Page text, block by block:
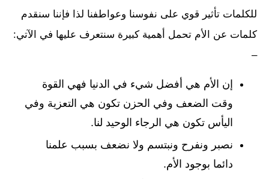
للكلمات تأثير قوي على نفوسنا وعواطفنا لذا فإننا سنقدم
كلمات عن الأم تحمل أهمية كبيرة سنتعرف عليها في الآتي:
–
إن الأم هي أفضل شيء في الدنيا فهي القوة
وقت الضعف وفي الحزن تكون هي التعزية وفي
اليأس تكون هي الرجاء الوحيد لنا.
نصبر ونفرح ونبتسم ولا نضعف بسبب علمنا
دائما بوجود الأم.